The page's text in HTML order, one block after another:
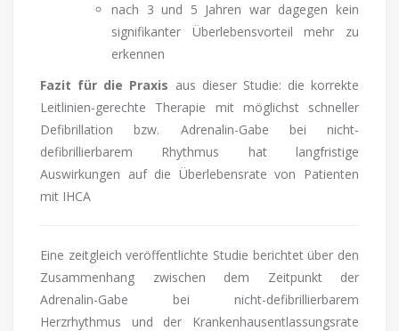
nach 3 und 5 Jahren war dagegen kein
signifikanter Überlebensvorteil mehr zu
erkennen
Fazit für die Praxis aus dieser Studie: die korrekte
Leitlinien-gerechte Therapie mit möglichst schneller
Defibrillation bzw. Adrenalin-Gabe bei nicht-
defibrillierbarem Rhythmus hat langfristige
Auswirkungen auf die Überlebensrate von Patienten
mit IHCA
Eine zeitgleich veröffentlichte Studie berichtet über den
Zusammenhang zwischen dem Zeitpunkt der
Adrenalin-Gabe bei nicht-defibrillierbarem
Herzrhythmus und der Krankenhausentlassungsrate